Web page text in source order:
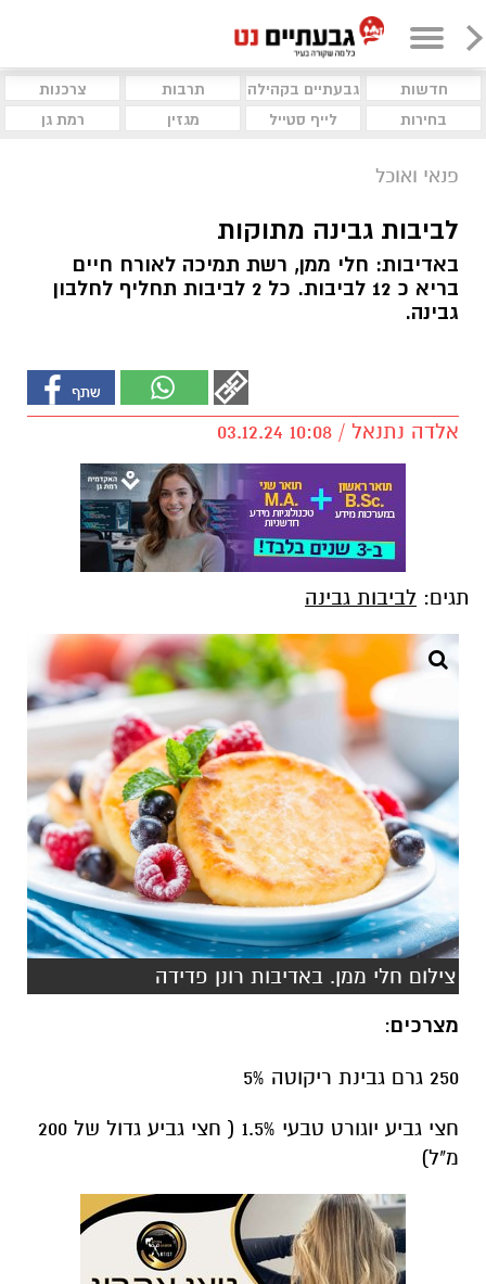
חדשות גבעתיים בקהילה תרבות
צרכנות
בחירות
לייף סטייל מגזין רמת גן
פנאי ואוכל
לביבות גבינה מתוקות
באדיבות: חלי ממן, רשת תמיכה לאורח חיים
בריא כ 12 לביבות. כל 2 לביבות תחליף לחלבון
גבינה.
אלדה נתנאל / 10:08 03.12.24
תגים: לביבות גבינה
צילום חלי ממן. באדיבות רונן פדידה
מצרכים:
250 גרם גבינת ריקוטה 5%
חצי גביע יוגורט טבעי 1.5% ( חצי גביע גדול של 200
מ"ל)